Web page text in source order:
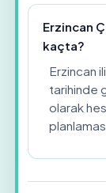
Erzincan
kaçta?
Erzincan
tarihinde
olarak